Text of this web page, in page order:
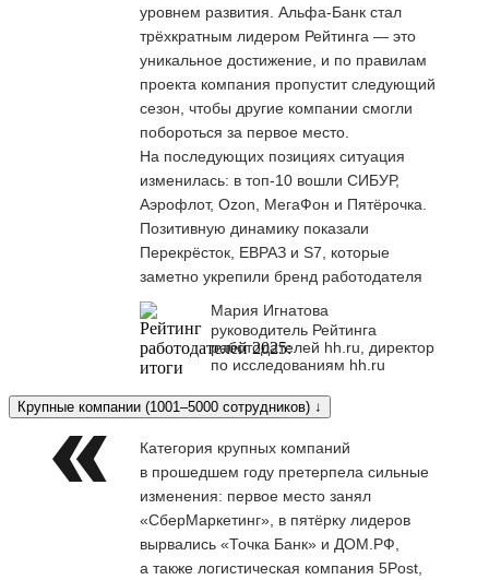
уровнем развития. Альфа-Банк стал
трёхкратным лидером Рейтинга — это
уникальное достижение, и по правилам
проекта компания пропустит следующий
сезон, чтобы другие компании смогли
побороться за первое место.
На последующих позициях ситуация
изменилась: в топ-10 вошли СИБУР,
Аэрофлот, Ozon, МегаФон и Пятёрочка.
Позитивную динамику показали
Перекрёсток, ЕВРАЗ и S7, которые
заметно укрепили бренд работодателя
Мария Игнатова
руководитель Рейтинга
работодателей hh.ru, директор
по исследованиям hh.ru
Крупные компании (1001–5000 сотрудников) ↓
Категория крупных компаний
в прошедшем году претерпела сильные
изменения: первое место занял
«СберМаркетинг», в пятёрку лидеров
вырвались «Точка Банк» и ДОМ.РФ,
а также логистическая компания 5Post,